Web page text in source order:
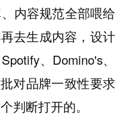
内容规范全部喂给
去生成内容，设计
、Domino's、
对品牌一致性要求
判断打开的。